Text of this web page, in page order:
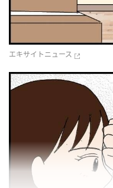
エキサイトニュース